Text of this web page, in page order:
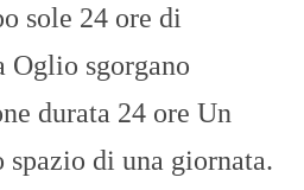
sole 24 ore di
sgorgano
durata 24 ore Un
di una giornata.